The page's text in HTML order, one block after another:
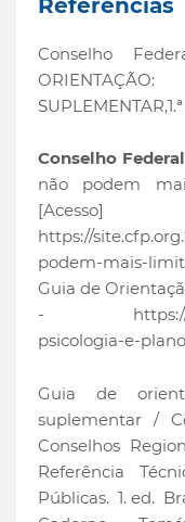
Referências
Conselho
Conselho
não podem
https://
podem-mais-
Guia de
- https://
psicologia-e-
Guia de
suplementar /
Conselhos
Referência
Públicas. 1. ed.